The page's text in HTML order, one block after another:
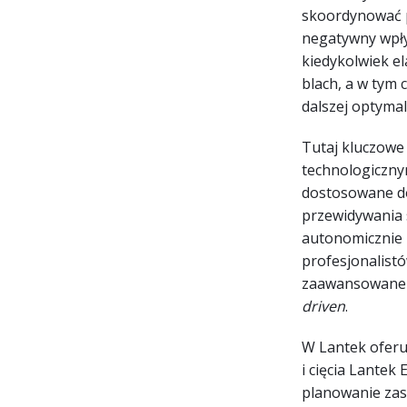
skoordynować
negatywny
kiedykolwiek
blach, a w tym
dalszej
Tutaj
dostosowane
autonomicznie
driven.
W Lantek
i cięcia Lantek
planowanie